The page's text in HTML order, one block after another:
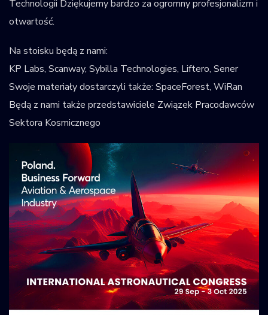
Technologii Dziękujemy bardzo za ogromny profesjonalizm i
otwartość.
Na stoisku będą z nami:
KP Labs, Scanway, Sybilla Technologies, Liftero, Sener
Swoje materiały dostarczyli także: SpaceForest, WiRan
Będą z nami także przedstawiciele Związek Pracodawców
Sektora Kosmicznego